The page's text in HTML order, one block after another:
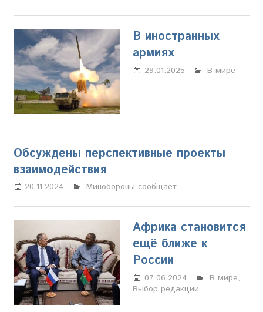
В иностранных
армиях
29.01.2025
Марина
В мире
Обсуждены перспективные проекты
взаимодействия
20.11.2024 Настя Свиридова
Минобороны сообщает
Африка становится
ещё ближе к
России
07.06.2024
Марина
Щербакова
В мире,
Выбор редакции